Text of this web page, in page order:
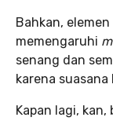
Bahkan,
memengaruhi
senang dan
karena
Kapan lagi,